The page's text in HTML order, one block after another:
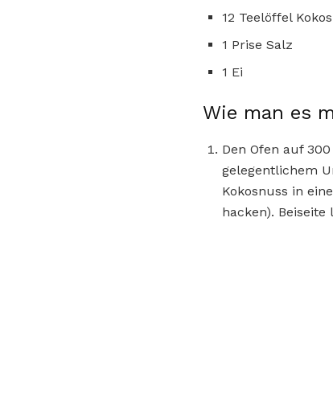
12 Teelöffel
1 Prise Salz
1 Ei
Wie man es
Den Ofen auf
gelegentlichem
Kokosnuss in
hacken). Beiseite